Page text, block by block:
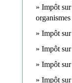
Impôt
Impôt
Impôt
Impôt
Impôt